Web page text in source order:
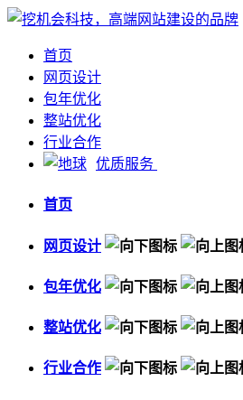
首页
网页设计
包年优化
整站优化
行业合作
优质服务
首页
网页设计
包年优化
整站优化
行业合作